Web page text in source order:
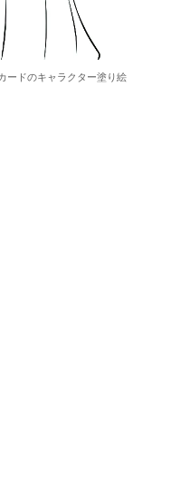
ードのキャラクター塗り絵